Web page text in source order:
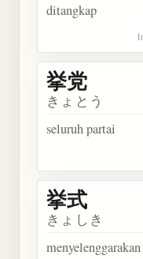
ditangkap
挙党
きょとう
seluruh partai
挙式
きょしき